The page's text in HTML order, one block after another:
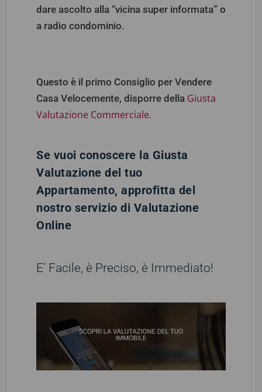
dare ascolto alla “vicina super informata” o
a radio condominio.
Questo è il primo Consiglio per Vendere
Casa Velocemente, disporre della Giusta
Valutazione Commerciale.
Se vuoi conoscere la Giusta
Valutazione del tuo
Appartamento, approfitta del
nostro servizio di Valutazione
Online
E’ Facile, è Preciso, è Immediato!